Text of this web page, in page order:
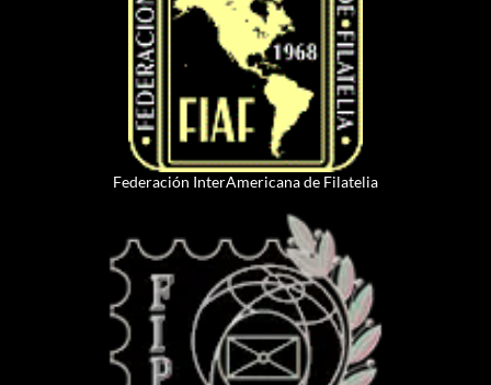
Federación InterAmericana de Filatelia